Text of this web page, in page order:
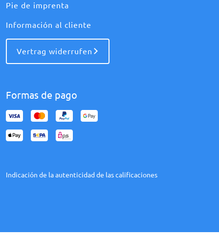
Pie de imprenta
Información al cliente
Vertrag widerrufen
Formas de pago
Indicación de la autenticidad de las calificaciones